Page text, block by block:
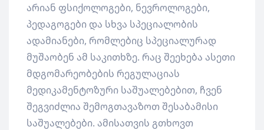
არიან ფსიქოლოგები, ნევროლოგები,
პედაგოგები და სხვა სპეციალობის
ადამიანები, რომლებიც სპეციალურად
მუშაობენ ამ საკითხზე. რაც შეეხება ასეთი
მდგომარეობების რეგულაციას
მედიკამენტოზური საშუალებებით, ჩვენ
შეგვიძლია შემოგთავაზოთ შესაბამისი
საშუალებები. ამისათვის გთხოვთ